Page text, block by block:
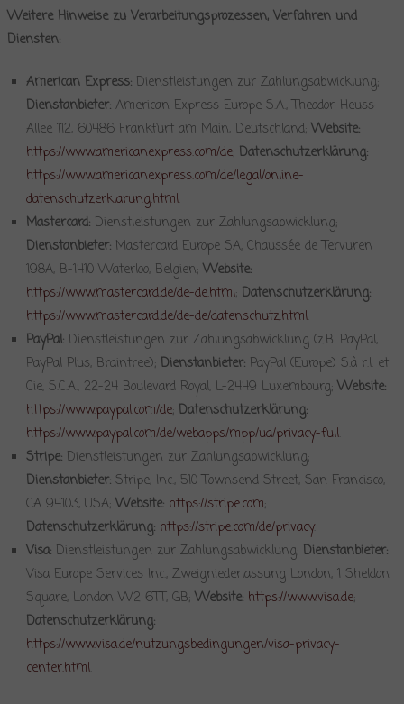
Weitere Hinweise zu Verarbeitungsprozessen, Verfahren und
Diensten:
American Express: Dienstleistungen zur Zahlungsabwicklung;
Dienstanbieter: American Express Europe S.A., Theodor-Heuss-
Allee 112, 60486 Frankfurt am Main, Deutschland; Website:
https://www.americanexpress.com/de; Datenschutzerklärung:
https://www.americanexpress.com/de/legal/online-
datenschutzerklarung.html
Mastercard: Dienstleistungen zur Zahlungsabwicklung;
Dienstanbieter: Mastercard Europe SA, Chaussée de Tervuren
198A, B-1410 Waterloo, Belgien; Website:
https://www.mastercard.de/de-de.html; Datenschutzerklärung:
https://www.mastercard.de/de-de/datenschutz.html
PayPal: Dienstleistungen zur Zahlungsabwicklung (z.B. PayPal,
PayPal Plus, Braintree); Dienstanbieter: PayPal (Europe) S.à r.l. et
Cie, S.C.A., 22-24 Boulevard Royal, L-2449 Luxembourg; Website:
https://www.paypal.com/de; Datenschutzerklärung:
https://www.paypal.com/de/webapps/mpp/ua/privacy-full
Stripe: Dienstleistungen zur Zahlungsabwicklung;
Dienstanbieter: Stripe, Inc., 510 Townsend Street, San Francisco,
CA 94103, USA; Website: https://stripe.com;
Datenschutzerklärung: https://stripe.com/de/privacy.
Visa: Dienstleistungen zur Zahlungsabwicklung; Dienstanbieter:
Visa Europe Services Inc., Zweigniederlassung London, 1 Sheldon
Square, London W2 6TT, GB; Website: https://www.visa.de;
Datenschutzerklärung:
https://www.visa.de/nutzungsbedingungen/visa-privacy-
center.html